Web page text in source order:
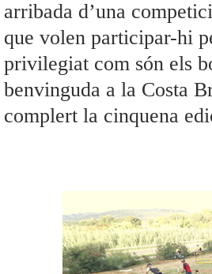
arribada d’una
que volen participar-hi
privilegiat com són els
benvinguda a la Costa
complert la cinquena